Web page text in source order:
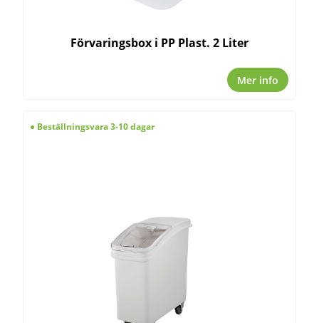
Förvaringsbox i PP Plast. 2 Liter
Mer info
Beställningsvara 3-10 dagar